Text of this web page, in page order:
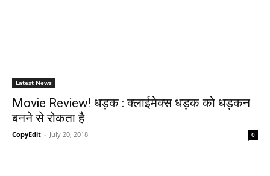
Latest News
Movie Review! धड़क : क्लाईमेक्स धड़क को धड़कन
बनने से रोकता है
CopyEdit - July 20, 2018 0